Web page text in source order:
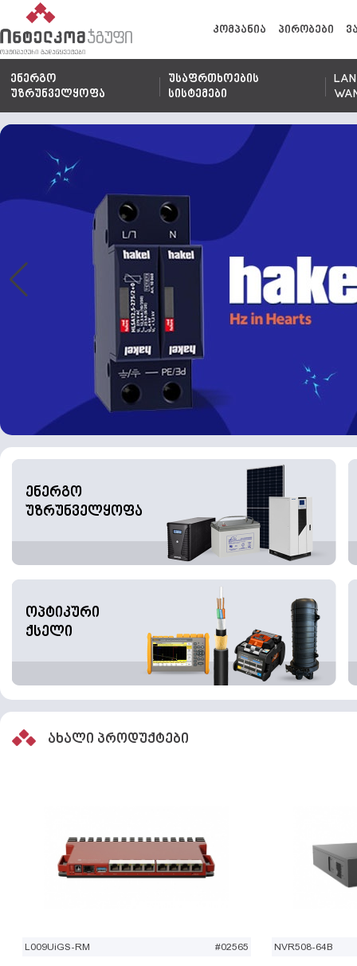
კომპანია პირობები
ენერგო
უზრუნველყოფა
უსაფრთხოების
სისტემები
ენერგო
უზრუნველყოფა
ოპტიკური
ქსელი
ახალი პროდუქტები
L009UiGS-RM #02565 NVR508-64B